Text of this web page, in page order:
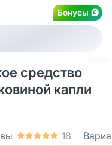
Бонусы
средство
капли
18